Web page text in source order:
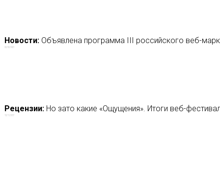
Новости:Объявлена программа III российского веб-
02/02/2021
Рецензии:Но зато какие «Ощущения». Итоги веб-
13/11/2017